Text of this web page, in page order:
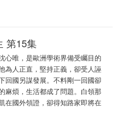
第15集
心唯，是歐洲學術界備受矚目的
為人正直，堅持正義，卻受人誣
回國另謀發展。不料剛一回國卻
麻煩，生活都成了問題。白領那
在國外領證，卻得知路家即將在